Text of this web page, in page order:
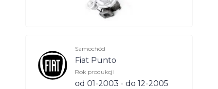
Samochód
Fiat Punto
Rok produkcji
od 01-2003 - do 12-2005